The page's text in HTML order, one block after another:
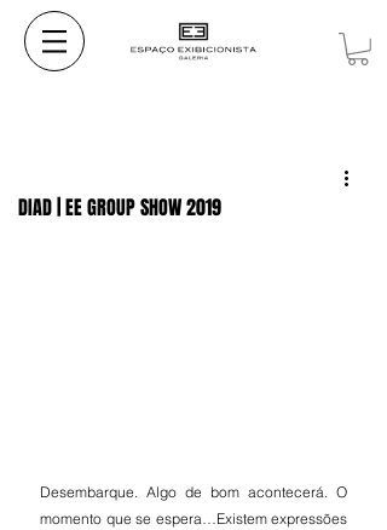
DIAD | EE GROUP SHOW 2019
Desembarque. Algo de bom acontecerá. O
momento que se espera…Existem expressões